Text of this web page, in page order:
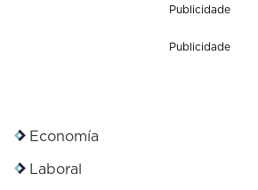
Publicidade
Publicidade
Economía
Laboral